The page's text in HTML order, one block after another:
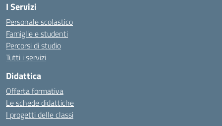
I Servizi
Personale scolastico
Famiglie e studenti
Percorsi di studio
Tutti i servizi
Didattica
Offerta formativa
Le schede didattiche
I progetti delle classi